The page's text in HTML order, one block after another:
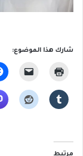
شارك هذا الموضوع:
مرتبط